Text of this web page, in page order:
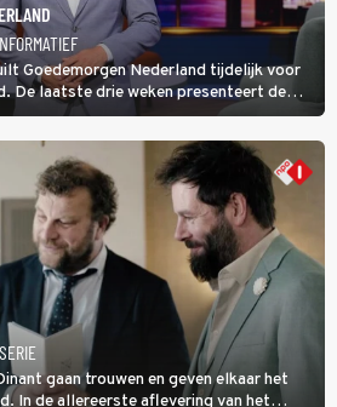
Goedemorgen Nederland tijdelijk voor
De laatste drie weken presenteert de
winnaar deze avondtalkshow om en
er al vanaf het begin bij is.
gaan trouwen en geven elkaar het
In de allereerste aflevering van het